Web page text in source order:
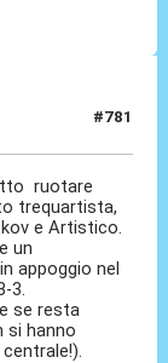
#781
ruotare
trequartista,
e Artistico.
un
appoggio nel
3.
se resta
si hanno